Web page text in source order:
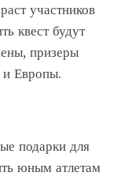
участников
квест будут
призеры
и Европы.
подарки для
юным атлетам